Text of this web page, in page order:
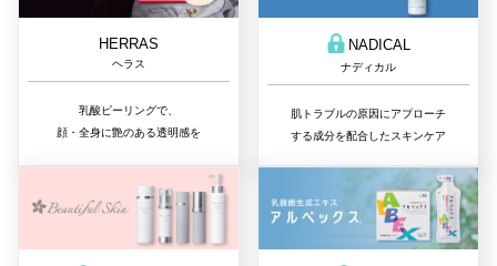
HERRAS
ヘラス
乳酸ピーリングで、
顔・全身に艶のある透明感を
NADICAL
ナディカル
肌トラブルの原因にアプローチ
する成分を配合したスキンケア